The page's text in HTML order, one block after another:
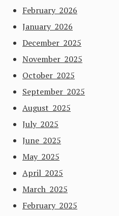
February 2026
January 2026
December 2025
November 2025
October 2025
September 2025
August 2025
July 2025
June 2025
May 2025
April 2025
March 2025
February 2025